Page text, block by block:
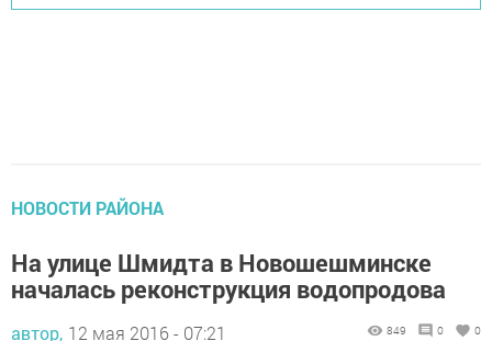
НОВОСТИ РАЙОНА
На улице Шмидта в Новошешминске
началась реконструкция водопродова
автор, 12 мая 2016 - 07:21 849 0 0